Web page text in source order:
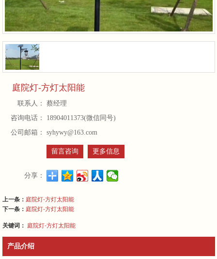
庭院灯-方灯太阳能
联系人：
蔡经理
咨询电话：
18904011373(微信同号)
公司邮箱：
syhywy@163.com
留言咨询 更多信息
分享：
上一条： 庭院灯-方灯太阳能
下一条： 庭院灯-方灯太阳能
关键词： 庭院灯-方灯太阳能
产品介绍